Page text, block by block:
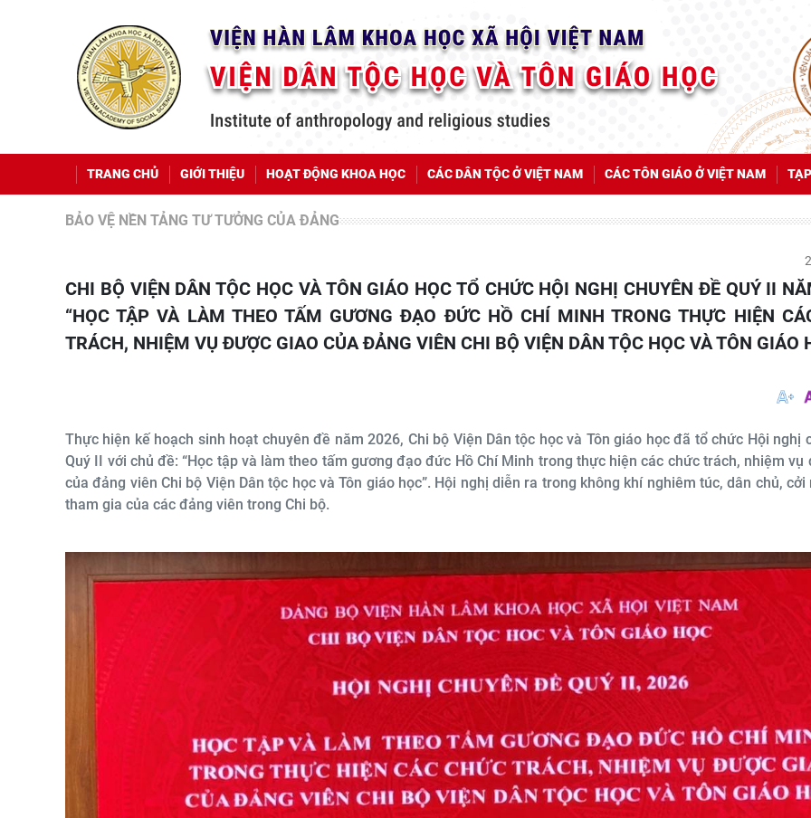
TRANG CHỦ GIỚI THIỆU HOẠT ĐỘNG KHOA HỌC CÁC DÂN TỘC Ở VIỆT NAM CÁC TÔN GIÁO Ở VIỆT NAM
BẢO VỆ NỀN TẢNG TƯ TƯỞNG CỦA ĐẢNG
CHI BỘ VIỆN DÂN TỘC HỌC VÀ TÔN GIÁO HỌC TỔ CHỨC HỘI NGHỊ CHUYÊN ĐỀ QUÝ II NĂM 2026:
“HỌC TẬP VÀ LÀM THEO TẤM GƯƠNG ĐẠO ĐỨC HỒ CHÍ MINH TRONG THỰC HIỆN
TRÁCH, NHIỆM VỤ ĐƯỢC GIAO CỦA ĐẢNG VIÊN CHI BỘ VIỆN DÂN TỘC HỌC VÀ TÔN GIÁO
Thực hiện kế hoạch sinh hoạt chuyên đề năm 2026, Chi bộ Viện Dân tộc học và Tôn giáo học đã tổ chức Hội nghị
Quý II với chủ đề: “Học tập và làm theo tấm gương đạo đức Hồ Chí Minh trong thực hiện các chức trách, nhiệm vụ
của đảng viên Chi bộ Viện Dân tộc học và Tôn giáo học”. Hội nghị diễn ra trong không khí nghiêm túc, dân chủ,
tham gia của các đảng viên trong Chi bộ.